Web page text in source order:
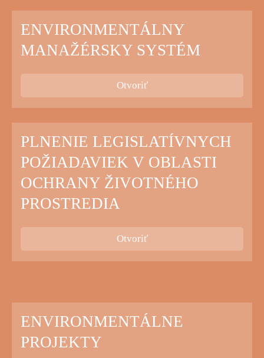
ENVIRONMENTÁLNY
MANAŽÉRSKY SYSTÉM
Otvoriť
PLNENIE LEGISLATÍVNYCH
POŽIADAVIEK V OBLASTI
OCHRANY ŽIVOTNÉHO
PROSTREDIA
Otvoriť
ENVIRONMENTÁLNE
PROJEKTY